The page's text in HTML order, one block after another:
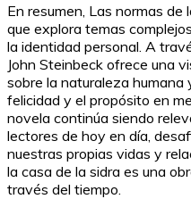
En resumen, Las normas de
que explora temas
la identidad personal. A
John Steinbeck ofrece una
sobre la naturaleza humana
felicidad y el propósito en
novela continúa siendo
lectores de hoy en día,
nuestras propias vidas y
la casa de la sidra es una
través del tiempo.